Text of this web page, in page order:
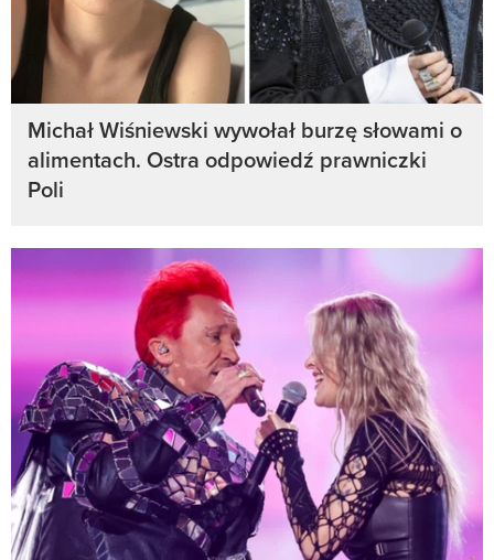
Michał Wiśniewski wywołał burzę słowami o
alimentach. Ostra odpowiedź prawniczki
Poli